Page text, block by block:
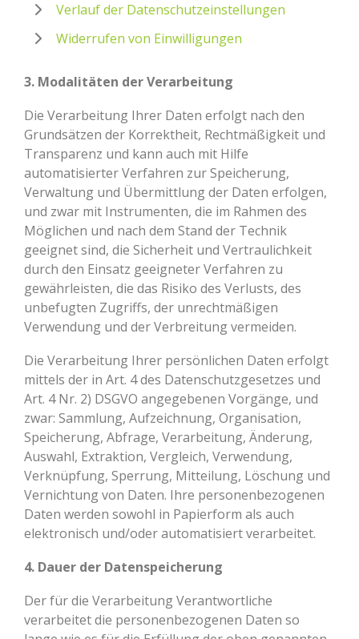
Verlauf der Datenschutzeinstellungen
Widerrufen von Einwilligungen
3. Modalitäten der Verarbeitung
Die Verarbeitung Ihrer Daten erfolgt nach den
Grundsätzen der Korrektheit, Rechtmäßigkeit und
Transparenz und kann auch mit Hilfe
automatisierter Verfahren zur Speicherung,
Verwaltung und Übermittlung der Daten erfolgen,
und zwar mit Instrumenten, die im Rahmen des
Möglichen und nach dem Stand der Technik
geeignet sind, die Sicherheit und Vertraulichkeit
durch den Einsatz geeigneter Verfahren zu
gewährleisten, die das Risiko des Verlusts, des
unbefugten Zugriffs, der unrechtmäßigen
Verwendung und der Verbreitung vermeiden.
Die Verarbeitung Ihrer persönlichen Daten erfolgt
mittels der in Art. 4 des Datenschutzgesetzes und
Art. 4 Nr. 2) DSGVO angegebenen Vorgänge, und
zwar: Sammlung, Aufzeichnung, Organisation,
Speicherung, Abfrage, Verarbeitung, Änderung,
Auswahl, Extraktion, Vergleich, Verwendung,
Verknüpfung, Sperrung, Mitteilung, Löschung und
Vernichtung von Daten. Ihre personenbezogenen
Daten werden sowohl in Papierform als auch
elektronisch und/oder automatisiert verarbeitet.
4. Dauer der Datenspeicherung
Der für die Verarbeitung Verantwortliche
verarbeitet die personenbezogenen Daten so